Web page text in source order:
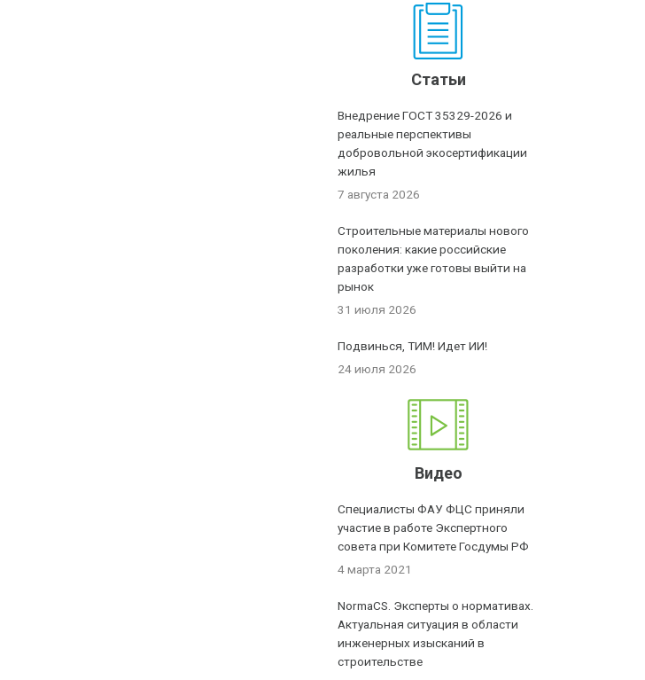
Статьи
Внедрение ГОСТ 35329-2026 и
реальные перспективы
добровольной экосертификации
жилья
7 августа 2026
Строительные материалы нового
поколения: какие российские
разработки уже готовы выйти на
рынок
31 июля 2026
Подвинься, ТИМ! Идет ИИ!
24 июля 2026
Видео
Специалисты ФАУ ФЦС приняли
участие в работе Экспертного
совета при Комитете Госдумы РФ
4 марта 2021
NormaCS. Эксперты о нормативах.
Актуальная ситуация в области
инженерных изысканий в
строительстве